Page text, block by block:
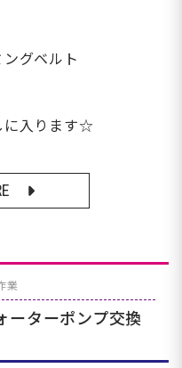
グベルト
に入ります☆
業
ーターポンプ交換